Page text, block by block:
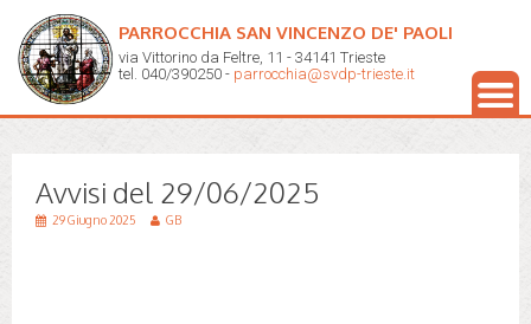
PARROCCHIA SAN VINCENZO DE' PAOLI
via Vittorino da Feltre, 11 - 34141 Trieste
tel. 040/390250 - parrocchia@svdp-trieste.it
Avvisi del 29/06/2025
29 Giugno 2025 GB